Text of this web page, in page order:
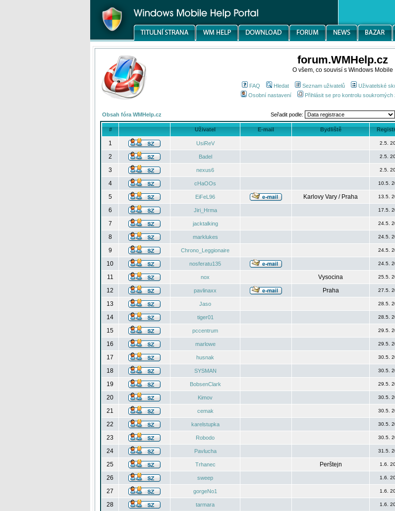
forum.WMHelp.cz
O všem, co souvisí s Windows Mobile
FAQ Hledat Seznam uživatelů Uživatelské
Osobní nastavení
Přihlásit se pro kontrolu soukromých
Obsah fóra WMHelp.cz Seřadit podle:
# Uživatel E-mail Bydliště
1 UsiReV 2.5.
2
Badel 2.5.
3
nexus6 2.5.
4
cHaOOs 10.5.
5
EiFeL96 Karlovy Vary / Praha 13.5.
6
Jiri_Hrma 17.5.
7
jacktalking 24.5.
8
marklukes 24.5.
9
Chrono_Leggionaire 24.5.
10
nosferatu135 24.5.
11
nox Vysocina 25.5.
12
pavlinaxx Praha 27.5.
13
Jaso 28.5.
14
tiger01 28.5.
15
pccentrum 29.5.
16
marlowe 29.5.
17
husnak 30.5.
18
SYSMAN 30.5.
19
BobsenClark 29.5.
20
Kimov 30.5.
21
cemak 30.5.
22
karelstupka 30.5.
23
Robodo 30.5.
24
Pavlucha 31.5.
25
Trhanec Perštejn 1.6.
26
sweep 1.6.
27
gorgeNo1 1.6.
28
tarmara 1.6.